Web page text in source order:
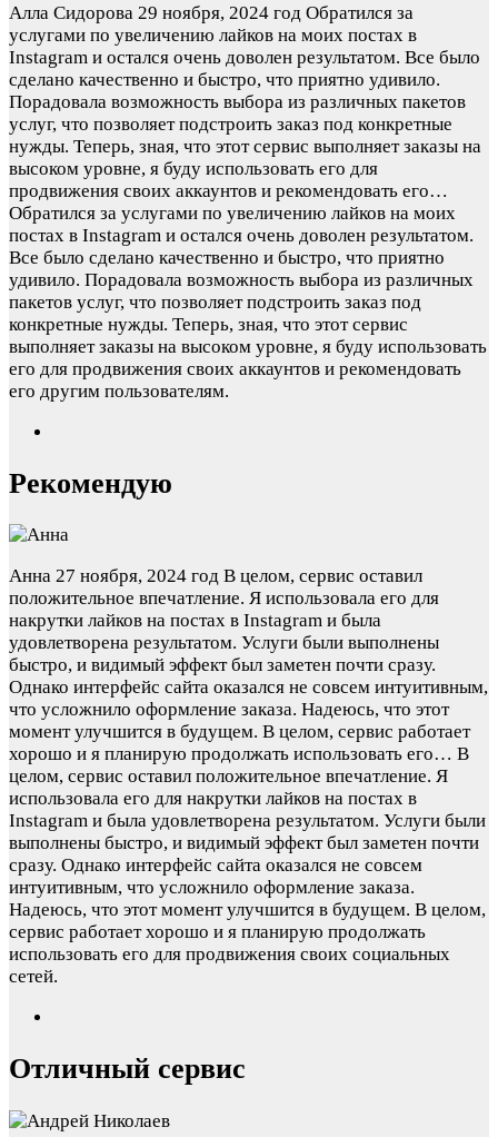
Алла Сидорова 29 ноября, 2024 год Обратился за
услугами по увеличению лайков на моих постах в
Instagram и остался очень доволен результатом. Все было
сделано качественно и быстро, что приятно удивило.
Порадовала возможность выбора из различных пакетов
услуг, что позволяет подстроить заказ под конкретные
нужды. Теперь, зная, что этот сервис выполняет заказы на
высоком уровне, я буду использовать его для
продвижения своих аккаунтов и рекомендовать его…
Обратился за услугами по увеличению лайков на моих
постах в Instagram и остался очень доволен результатом.
Все было сделано качественно и быстро, что приятно
удивило. Порадовала возможность выбора из различных
пакетов услуг, что позволяет подстроить заказ под
конкретные нужды. Теперь, зная, что этот сервис
выполняет заказы на высоком уровне, я буду использовать
его для продвижения своих аккаунтов и рекомендовать
его другим пользователям.
Рекомендую
Анна 27 ноября, 2024 год В целом, сервис оставил
положительное впечатление. Я использовала его для
накрутки лайков на постах в Instagram и была
удовлетворена результатом. Услуги были выполнены
быстро, и видимый эффект был заметен почти сразу.
Однако интерфейс сайта оказался не совсем интуитивным,
что усложнило оформление заказа. Надеюсь, что этот
момент улучшится в будущем. В целом, сервис работает
хорошо и я планирую продолжать использовать его… В
целом, сервис оставил положительное впечатление. Я
использовала его для накрутки лайков на постах в
Instagram и была удовлетворена результатом. Услуги были
выполнены быстро, и видимый эффект был заметен почти
сразу. Однако интерфейс сайта оказался не совсем
интуитивным, что усложнило оформление заказа.
Надеюсь, что этот момент улучшится в будущем. В целом,
сервис работает хорошо и я планирую продолжать
использовать его для продвижения своих социальных
сетей.
Отличный сервис